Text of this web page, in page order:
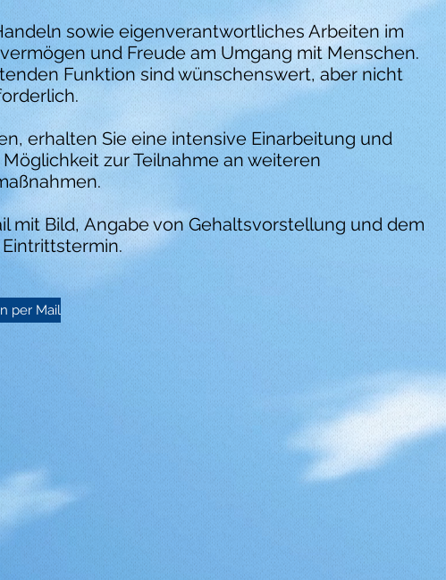
sowie eigenverantwortliches Arbeiten im
und Freude am Umgang mit Menschen.
Funktion sind wünschenswert, aber nicht
erhalten Sie eine intensive Einarbeitung und
zur Teilnahme an weiteren
Bild, Angabe von Gehaltsvorstellung und dem
per Mail